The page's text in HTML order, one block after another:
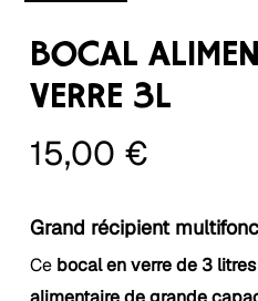
BOCAL
VERRE 3L
15,00 €
Grand récipient
Ce bocal en verre de 3 litres